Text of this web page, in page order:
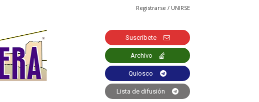
Registrarse / UNIRSE
Suscríbete
Archivo
Quiosco
Lista de difusión